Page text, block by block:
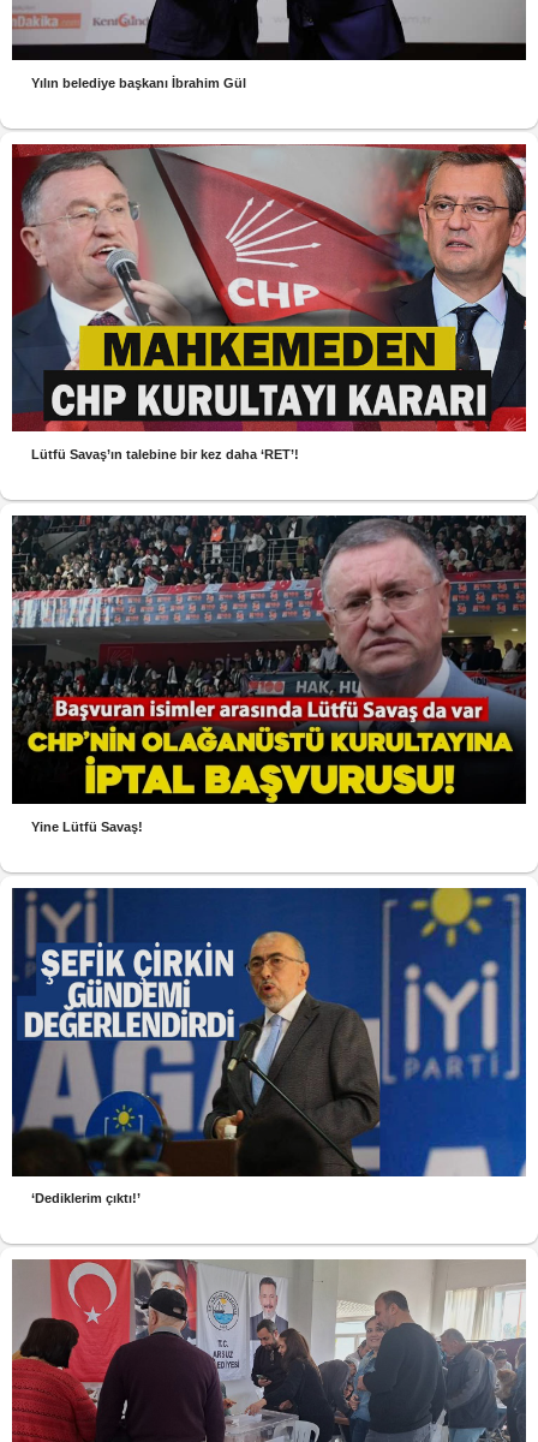
Yılın belediye başkanı İbrahim Gül
Lütfü Savaş’ın talebine bir kez daha ‘RET’!
Yine Lütfü Savaş!
‘Dediklerim çıktı!’